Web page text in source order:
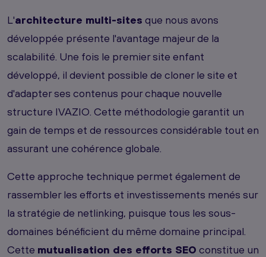
L'architecture multi-sites que nous avons
développée présente l'avantage majeur de la
scalabilité. Une fois le premier site enfant
développé, il devient possible de cloner le site et
d'adapter ses contenus pour chaque nouvelle
structure IVAZIO. Cette méthodologie garantit un
gain de temps et de ressources considérable tout en
assurant une cohérence globale.
Cette approche technique permet également de
rassembler les efforts et investissements menés sur
la stratégie de netlinking, puisque tous les sous-
domaines bénéficient du même domaine principal.
Cette mutualisation des efforts SEO constitue un